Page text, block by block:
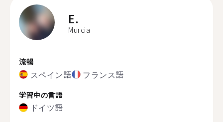
E.
Murcia
流暢
スペイン語 フランス語
学習中の言語
ドイツ語